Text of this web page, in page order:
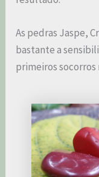
As pedras Jaspe,
bastante a
primeiros socorros